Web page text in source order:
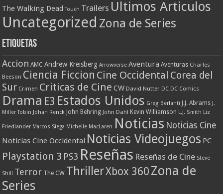
The Walking Dead Touch Trailers Ultimos Articulos
Uncategorized Zona de Series
Etiquetas
Accion AMC Andrew Kreisberg Arrowverse Aventura Aventuras Charles
Beeson Ciencia Ficcion Cine Occidental Corea del
Sur Crimen Criticas de Cine CW David Nutter DC DC Comics
Drama E3 Estados Unidos Greg Berlanti J.J. Abrams J.
Miller Tobin
Johan Renck John Behring John Dahl Kevin Williamson L.J. Smith Liz
Friedlander Marcos Siega Michelle MacLaren Noticias Noticias Cine
Noticias Cine Occidental Noticias Videojuegos PC
Playstation 3 PS3 Reseñas Reseñas de Cine Steve
Shill Terror The CW ThrillerXbox 360 Zona de
Series